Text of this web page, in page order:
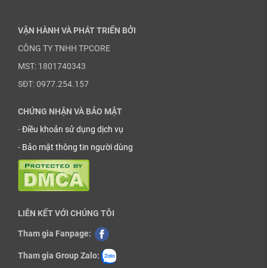
VẬN HÀNH VÀ PHÁT TRIỂN BỞI
CÔNG TY TNHH TPCORE
MST: 1801740343
SĐT: 0977.254.157
CHỨNG NHẬN VÀ BẢO MẬT
-Điều khoản sử dụng dịch vụ
- Bảo mật thông tin người dùng
LIÊN KẾT VỚI CHÚNG TÔI
Tham gia Fanpage:
Tham gia Group Zalo: